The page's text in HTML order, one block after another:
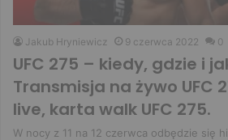
Jakub Hryniewicz 9 czerwca 2022 0
UFC 275 – kiedy, gdzie i
Transmisja na żywo UFC
live, karta walk UFC 275.
W nocy z 11 na 12 czerwca odbędzie się